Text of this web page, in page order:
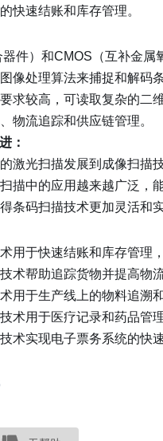
快速结账和库存管理。
件）和CMOS（互补金属
像处理算法来捕捉和解码条
求较高，可读取复杂的二维
物流追踪和供应链管理。
：
激光扫描发展到成像扫描技
描中的应用越来越广泛，
条码扫描技术更加灵活和
用于快速结账和库存管理
术帮助追踪货物并提高物流
用于生产线上的物料追溯
术用于医疗记录和药品管
术实现电子票务系统的快